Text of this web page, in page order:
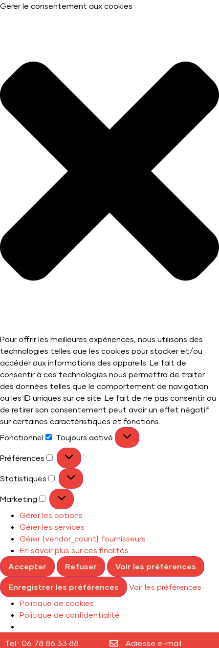
Gérer le consentement aux cookies
Pour offrir les meilleures expériences, nous utilisons des
technologies telles que les cookies pour stocker et/ou
accéder aux informations des appareils. Le fait de
consentir à ces technologies nous permettra de traiter
des données telles que le comportement de navigation
ou les ID uniques sur ce site. Le fait de ne pas consentir ou
de retirer son consentement peut avoir un effet négatif
sur certaines caractéristiques et fonctions.
Fonctionnel
Toujours activé
Préférences
Statistiques
Marketing
Gérer les options
Gérer les services
Gérer {vendor_count} fournisseurs
En savoir plus sur ces finalités
Accepter
Refuser Voir les préférences
Enregistrer les préférences
Voir les préférences
Politique de cookies
Politique de confidentialité
Tel : 06 78 86 33 88 Adresse e-mail